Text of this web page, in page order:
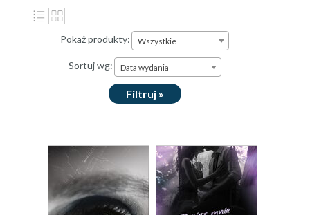
Pokaż produkty: Wszystkie
Sortuj wg: Data wydania
Filtruj »